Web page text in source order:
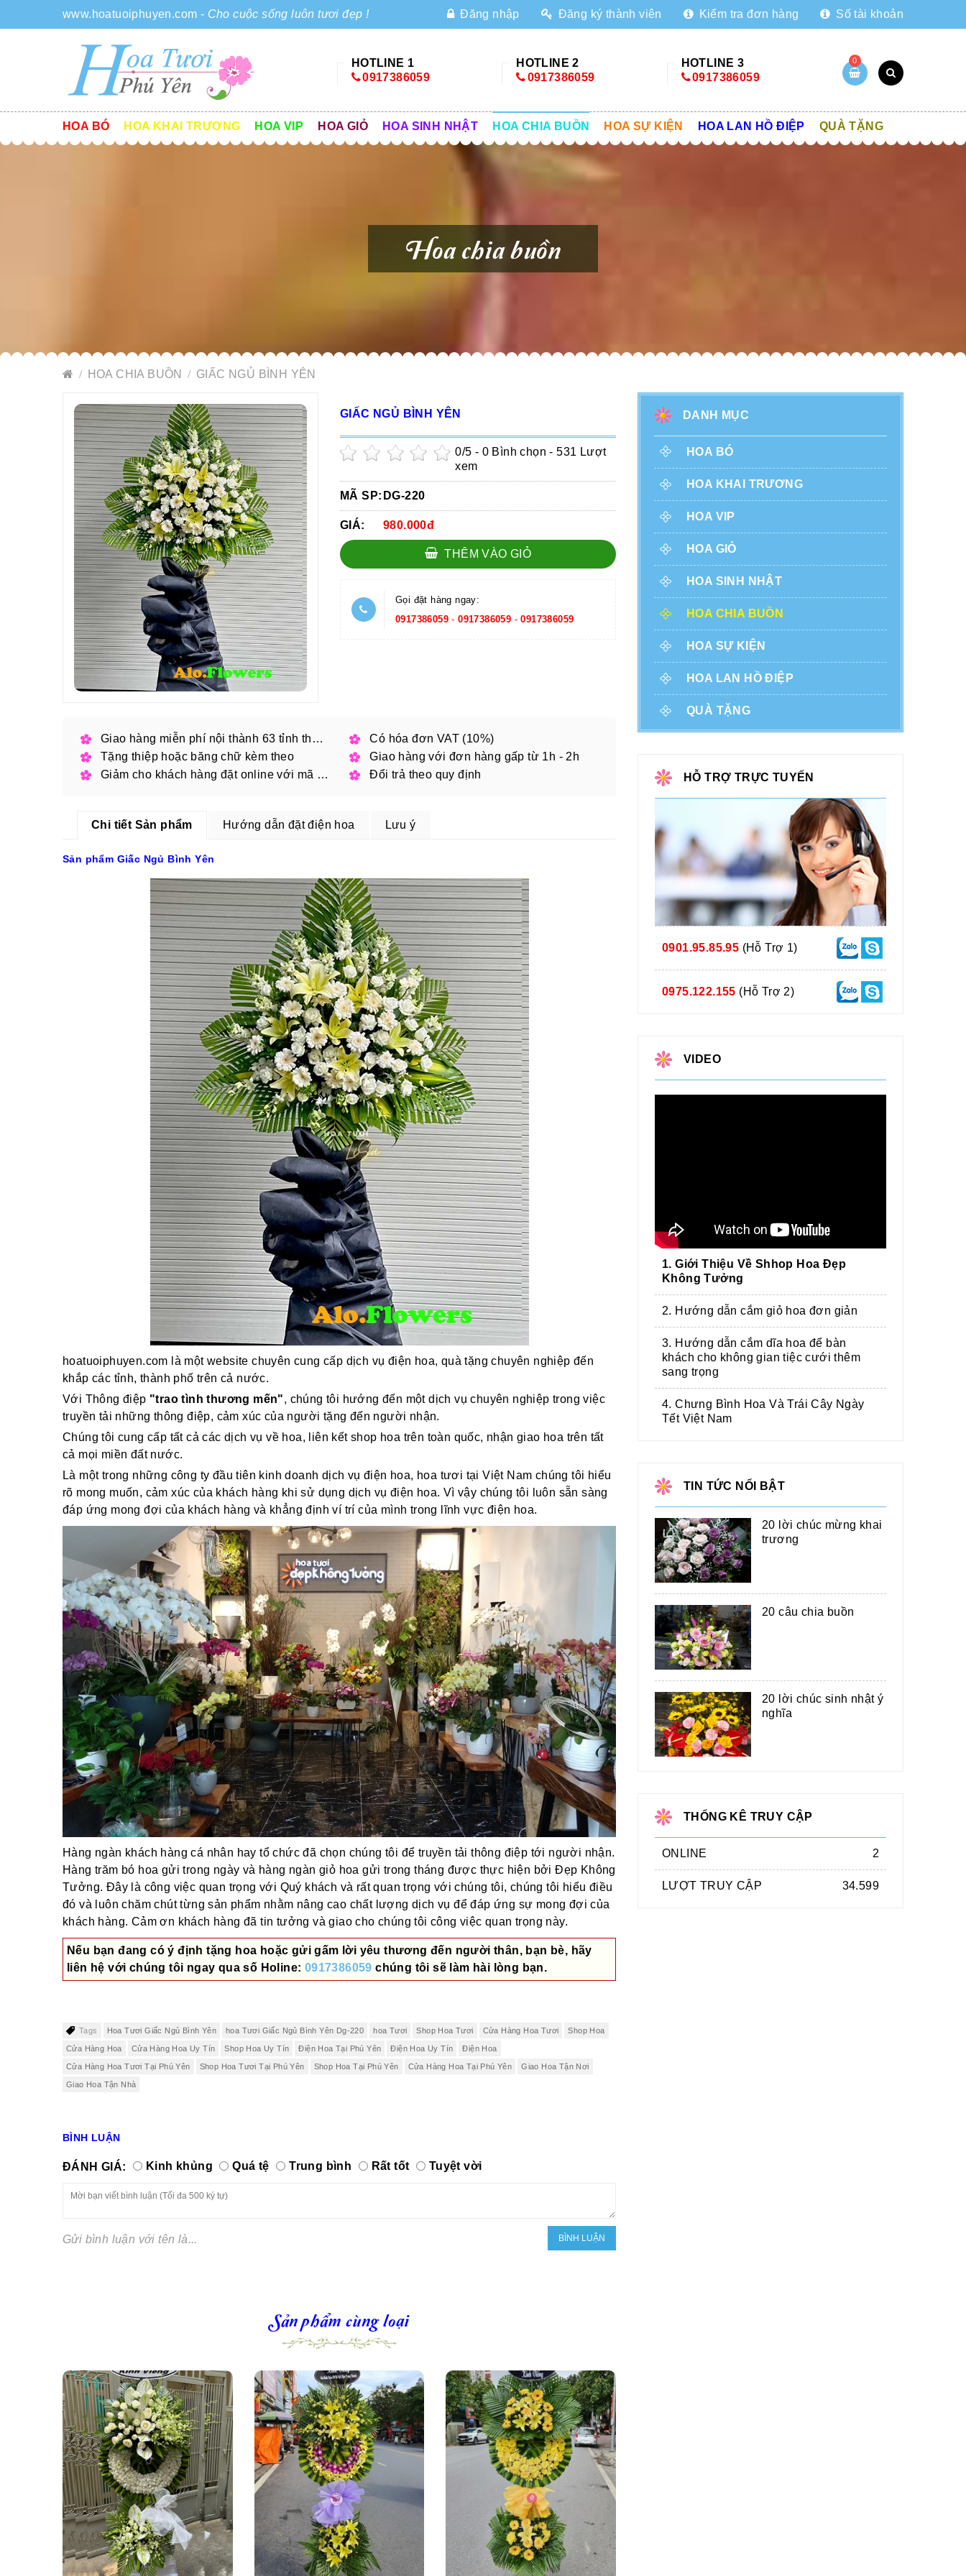
www.hoatuoiphuyen.com - Cho cuộc sống luôn tươi đẹp ! Đăng nhập Đăng ký thành viên Kiểm tra đơn hàng Số tài khoản
HOTLINE 1
0917386059
HOTLINE 2
0917386059
HOTLINE 3
0917386059
0
HOA BÓ HOA KHAI TRƯƠNG HOA VIP HOA GIỎ HOA SINH NHẬT HOA CHIA BUỒN HOA SỰ KIỆN HOA LAN HỒ ĐIỆP QUÀ TẶNG
Hoa chia buồn
HOA CHIA BUỒN GIẤC NGỦ BÌNH YÊN
GIẤC NGỦ BÌNH YÊN
0/5 - 0 Bình chọn - 531 Lượt
xem
MÃ SP: DG-220
GIÁ: 980.000đ
THÊM VÀO GIỎ
Gọi đặt hàng ngay:
0917386059 -0917386059 -0917386059
Giao hàng miễn phí nội thành 63 tỉnh thành phố
Có hóa đơn VAT (10%)
Tặng thiệp hoặc băng chữ kèm theo
Giao hàng với đơn hàng gấp từ 1h - 2h
Giảm cho khách hàng đặt online với mã giảm giá
Đổi trả theo quy định
Chi tiết Sản phẩm Hướng dẫn đặt điện hoa Lưu ý
Sản phẩm Giấc Ngủ Bình Yên
hoatuoiphuyen.com là một website chuyên cung cấp dịch vụ điện hoa, quà tặng chuyên nghiệp đến
khắp các tỉnh, thành phố trên cả nước.
Với Thông điệp "trao tình thương mến", chúng tôi hướng đến một dịch vụ chuyên nghiệp trong việc
truyền tải những thông điệp, cảm xúc của người tặng đến người nhận.
Chúng tôi cung cấp tất cả các dịch vụ về hoa, liên kết shop hoa trên toàn quốc, nhận giao hoa trên tất
cả mọi miền đất nước.
Là một trong những công ty đầu tiên kinh doanh dịch vụ điện hoa, hoa tươi tại Việt Nam chúng tôi hiểu
rõ mong muốn, cảm xúc của khách hàng khi sử dụng dịch vụ điện hoa. Vì vậy chúng tôi luôn sẵn sàng
đáp ứng mong đợi của khách hàng và khẳng định ví trí của mình trong lĩnh vực điện hoa.
Hàng ngàn khách hàng cá nhân hay tổ chức đã chọn chúng tôi để truyền tải thông điệp tới người nhận.
Hàng trăm bó hoa gửi trong ngày và hàng ngàn giỏ hoa gửi trong tháng được thực hiện bởi Đẹp Không
Tưởng. Đây là công việc quan trọng với Quý khách và rất quan trọng với chúng tôi, chúng tôi hiểu điều
đó và luôn chăm chút từng sản phẩm nhằm nâng cao chất lượng dịch vụ để đáp ứng sự mong đợi của
khách hàng. Cảm ơn khách hàng đã tin tưởng và giao cho chúng tôi công việc quan trọng này.
Nếu bạn đang có ý định tặng hoa hoặc gửi gấm lời yêu thương đến người thân, bạn bè, hãy
liên hệ với chúng tôi ngay qua số Holine: 0917386059 chúng tôi sẽ làm hài lòng bạn.
Tags Hoa Tươi Giấc Ngủ Bình Yên hoa Tươi Giấc Ngủ Bình Yên Dg-220 hoa Tươi Shop Hoa Tươi Cửa Hàng Hoa Tươi Shop Hoa
Cửa Hàng Hoa Cửa Hàng Hoa Uy Tín Shop Hoa Uy Tín Điện Hoa Tại Phú Yên Điện Hoa Uy Tín Điện Hoa
Cửa Hàng Hoa Tươi Tại Phú Yên Shop Hoa Tươi Tại Phú Yên Shop Hoa Tại Phú Yên Cửa Hàng Hoa Tại Phú Yên Giao Hoa Tận Nơi
Giao Hoa Tận Nhà
BÌNH LUẬN
ĐÁNH GIÁ: Kinh khủng Quá tệ Trung bình Rất tốt Tuyệt vời
Gửi bình luận với tên là...
Sản phẩm cùng loại
DANH MỤC
HOA BÓ
HOA KHAI TRƯƠNG
HOA VIP
HOA GIỎ
HOA SINH NHẬT
HOA CHIA BUỒN
HOA SỰ KIỆN
HOA LAN HỒ ĐIỆP
QUÀ TẶNG
HỖ TRỢ TRỰC TUYẾN
0901.95.85.95 (Hỗ Trợ 1)
0975.122.155 (Hỗ Trợ 2)
VIDEO
1. Giới Thiệu Về Shhop Hoa Đẹp
Không Tưởng
2. Hướng dẫn cắm giỏ hoa đơn giản
3. Hướng dẫn cắm dĩa hoa để bàn
khách cho không gian tiệc cưới thêm
sang trọng
4. Chưng Bình Hoa Và Trái Cây Ngày
Tết Việt Nam
TIN TỨC NỔI BẬT
20 lời chúc mừng khai
trương
20 câu chia buồn
20 lời chúc sinh nhật ý
nghĩa
THỐNG KÊ TRUY CẬP
ONLINE 2
LƯỢT TRUY CẬP 34.599